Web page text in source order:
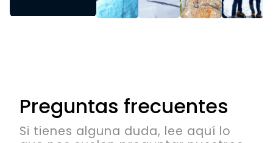
Preguntas frecuentes
Si tienes alguna duda, lee aquí lo